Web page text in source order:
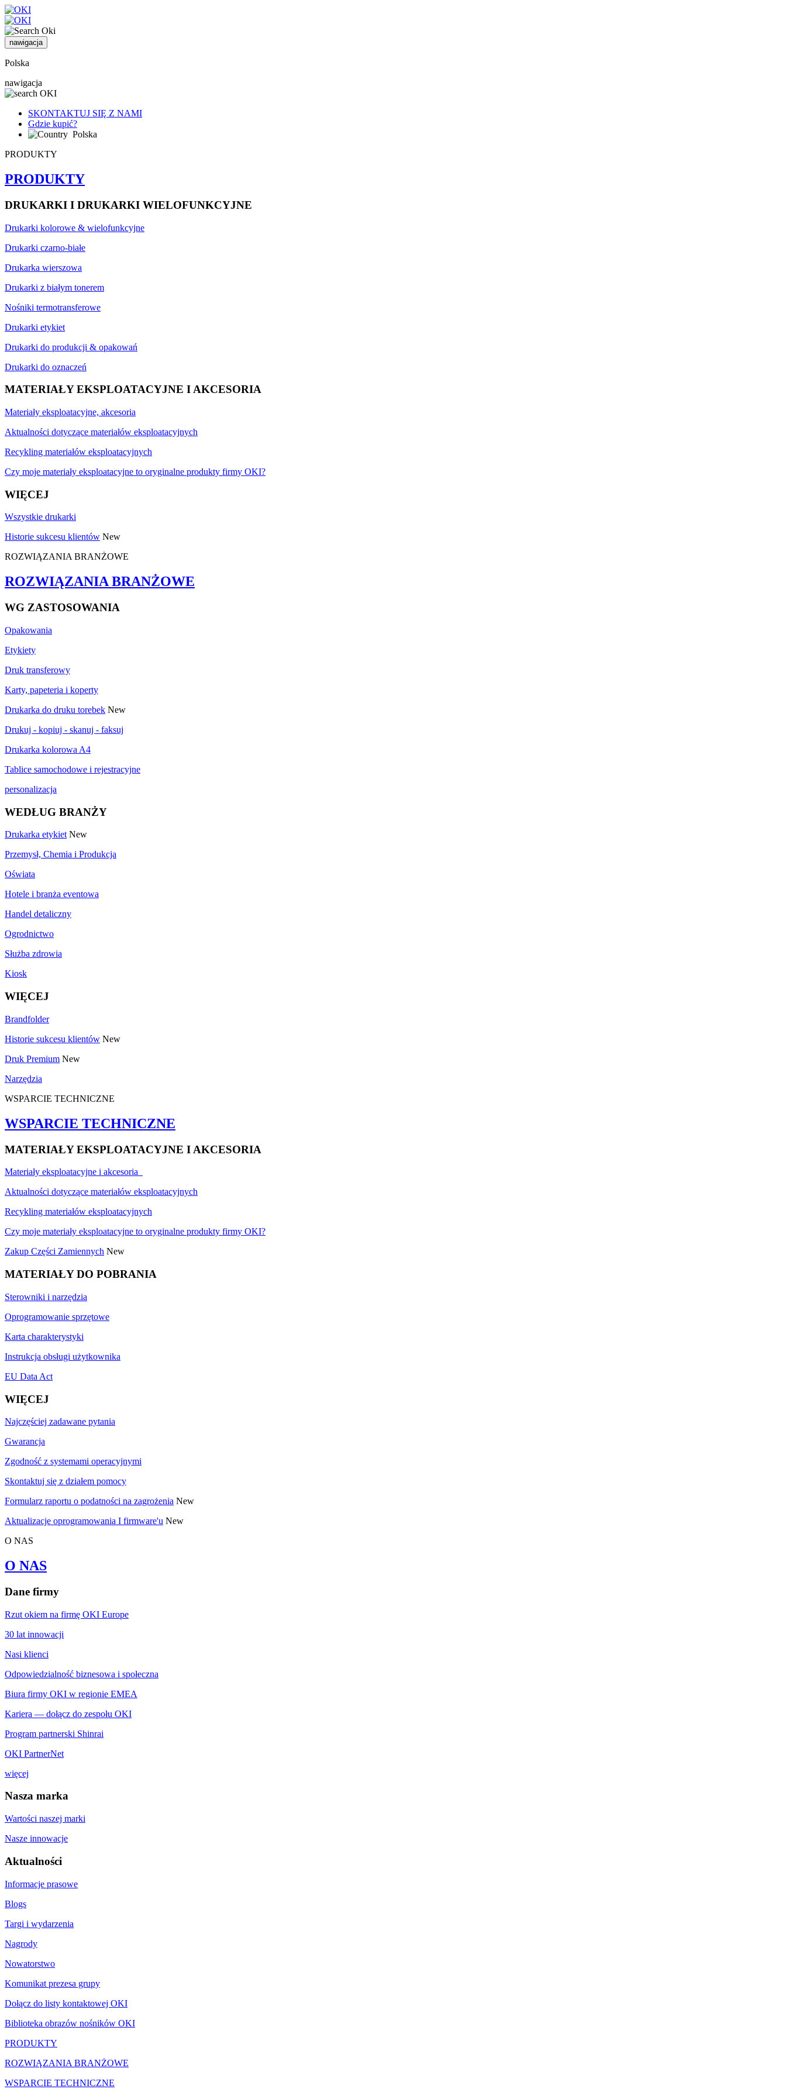
nawigacja
Polska
nawigacja
SKONTAKTUJ SIĘ Z NAMI
Gdzie kupić?
Polska
PRODUKTY
PRODUKTY
DRUKARKI I DRUKARKI WIELOFUNKCYJNE
Drukarki kolorowe & wielofunkcyjne
Drukarki czarno-białe
Drukarka wierszowa
Drukarki z białym tonerem
Nośniki termotransferowe
Drukarki etykiet
Drukarki do produkcji & opakowań
Drukarki do oznaczeń
MATERIAŁY EKSPLOATACYJNE I AKCESORIA
Materiały eksploatacyjne, akcesoria
Aktualności dotyczące materiałów eksploatacyjnych
Recykling materiałów eksploatacyjnych
Czy moje materiały eksploatacyjne to oryginalne produkty firmy OKI?
WIĘCEJ
Wszystkie drukarki
Historie sukcesu klientów New
ROZWIĄZANIA BRANŻOWE
ROZWIĄZANIA BRANŻOWE
WG ZASTOSOWANIA
Opakowania
Etykiety
Druk transferowy
Karty, papeteria i koperty
Drukarka do druku torebek New
Drukuj - kopiuj - skanuj - faksuj
Drukarka kolorowa A4
Tablice samochodowe i rejestracyjne
personalizacja
WEDŁUG BRANŻY
Drukarka etykiet New
Przemysł, Chemia i Produkcja
Oświata
Hotele i branża eventowa
Handel detaliczny
Ogrodnictwo
Służba zdrowia
Kiosk
WIĘCEJ
Brandfolder
Historie sukcesu klientów New
Druk Premium New
Narzędzia
WSPARCIE TECHNICZNE
WSPARCIE TECHNICZNE
MATERIAŁY EKSPLOATACYJNE I AKCESORIA
Materiały eksploatacyjne i akcesoria
Aktualności dotyczące materiałów eksploatacyjnych
Recykling materiałów eksploatacyjnych
Czy moje materiały eksploatacyjne to oryginalne produkty firmy OKI?
Zakup Części Zamiennych New
MATERIAŁY DO POBRANIA
Sterowniki i narzędzia
Oprogramowanie sprzętowe
Karta charakterystyki
Instrukcja obsługi użytkownika
EU Data Act
WIĘCEJ
Najczęściej zadawane pytania
Gwarancja
Zgodność z systemami operacyjnymi
Skontaktuj się z działem pomocy
Formularz raportu o podatności na zagrożenia New
Aktualizacje oprogramowania I firmware'u New
O NAS
O NAS
Dane firmy
Rzut okiem na firmę OKI Europe
30 lat innowacji
Nasi klienci
Odpowiedzialność biznesowa i społeczna
Biura firmy OKI w regionie EMEA
Kariera — dołącz do zespołu OKI
Program partnerski Shinrai
OKI PartnerNet
więcej
Nasza marka
Wartości naszej marki
Nasze innowacje
Aktualności
Informacje prasowe
Blogs
Targi i wydarzenia
Nagrody
Nowatorstwo
Komunikat prezesa grupy
Dołącz do listy kontaktowej OKI
Biblioteka obrazów nośników OKI
PRODUKTY
ROZWIĄZANIA BRANŻOWE
WSPARCIE TECHNICZNE